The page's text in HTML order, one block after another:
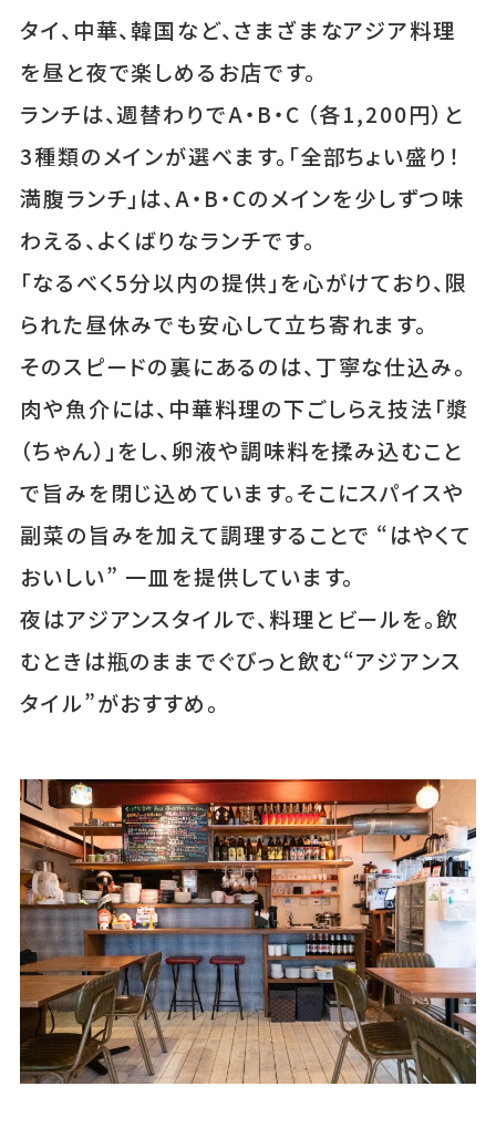
タイ、中華、韓国など、さまざまなアジア料理
を昼と夜で楽しめるお店です。
ランチは、週替わりでA・B・C （各1,200円）と
3種類のメインが選べます。「全部ちょい盛り！
満腹ランチ」は、A・B・Cのメインを少しずつ味
わえる、よくばりなランチです。
「なるべく5分以内の提供」を心がけており、限
られた昼休みでも安心して立ち寄れます。
そのスピードの裏にあるのは、丁寧な仕込み。
肉や魚介には、中華料理の下ごしらえ技法「漿
（ちゃん）」をし、卵液や調味料を揉み込むこと
で旨みを閉じ込めています。そこにスパイスや
副菜の旨みを加えて調理することで “はやくて
おいしい” 一皿を提供しています。
夜はアジアンスタイルで、料理とビールを。飲
むときは瓶のままでぐびっと飲む“アジアンス
タイル”がおすすめ。